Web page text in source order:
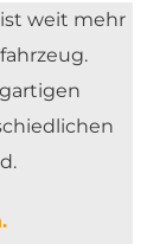
ist weit mehr